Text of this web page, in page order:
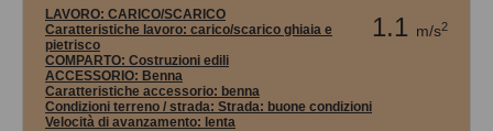
1.1 m/s2
LAVORO: CARICO/SCARICO
Caratteristiche lavoro: carico/scarico ghiaia e
pietrisco
COMPARTO: Costruzioni edili
ACCESSORIO: Benna
Caratteristiche accessorio: benna
Condizioni terreno / strada: Strada: buone condizioni
Velocità di avanzamento: lenta